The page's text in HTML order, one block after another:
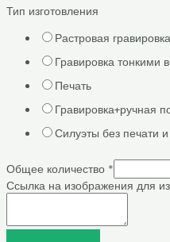
Тип изготовления
Растровая гравировка
Гравировка тонкими
Печать
Гравировка+ручная
Силуэты без печати и
Общее количество *
Ссылка на изображения для